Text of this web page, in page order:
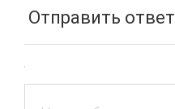
Отправить ответ